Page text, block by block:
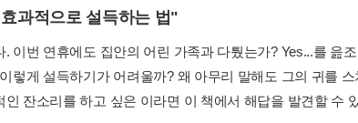
과적으로 설득하는 법"
. 이번 연휴에도 집안의 어린 가족과 다퉜는가? Yes...를 읊
렇게 설득하기가 어려울까? 왜 아무리 말해도 그의 귀를
인 잔소리를 하고 싶은 이라면 이 책에서 해답을 발견할 수